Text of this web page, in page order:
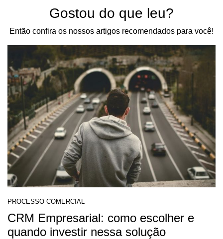
Gostou do que leu?
Então confira os nossos artigos recomendados para você!
PROCESSO COMERCIAL
CRM Empresarial: como escolher e
quando investir nessa solução